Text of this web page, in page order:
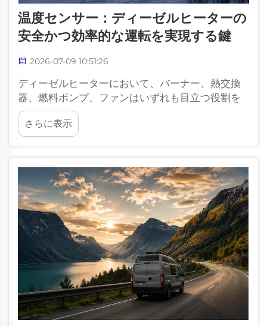
温度センサー：ディーゼルヒーターの
安全かつ効率的な運転を実現する鍵
2026-07-09 10:51:26
ディーゼルヒーターにおいて、バーナー、熱交換
器、燃料ポンプ、ファンはいずれも目立つ役割を
果たします。しかし、温度センサーも同様に重要
であり、制御ユニットが安全性、効率性、快適性
を管理するために必要なデータを提供します。
さらに表示